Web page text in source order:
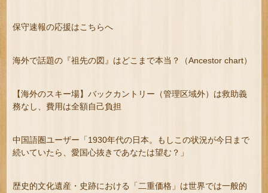
保守速報の応援はこちらへ
海外で話題の『祖先の図』はどこまで本当？（Ancestor chart）
【海外のスキー場】バックカントリー（管理区域外）は救助義
務なし、費用は全額自己負担
中国語圏ユーザー「1930年代の日本。もしこの状況が今日まで
続いていたら、愛国心抜きであなたは望む？」
歴史的文化遺産・史跡における「二重価格」は世界では一般的